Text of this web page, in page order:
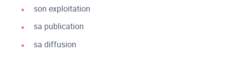
son exploitation
sa publication
sa diffusion